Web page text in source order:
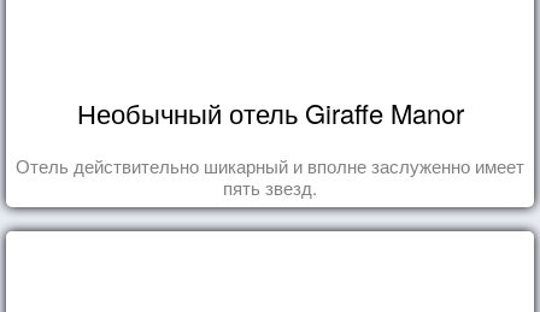
Необычный отель Giraffe Manor
Отель действительно шикарный и вполне заслуженно имеет
пять звезд.